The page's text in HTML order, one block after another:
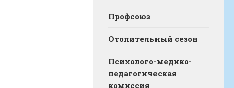
Профсоюз
Отопительный сезон
Психолого-медико-
педагогическая
комиссия